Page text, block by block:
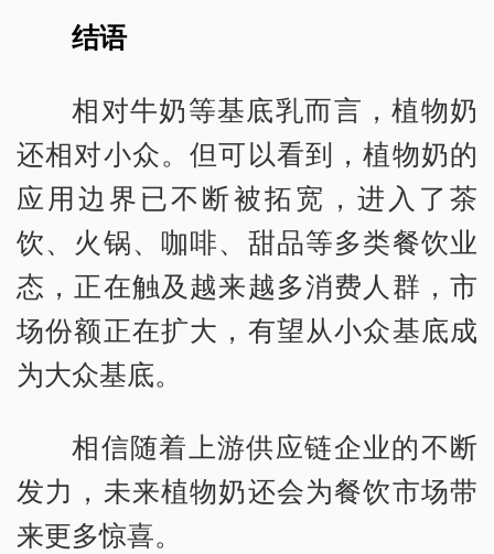
结语
相对牛奶等基底乳而言，植物奶
还相对小众。但可以看到，植物奶的
应用边界已不断被拓宽，进入了茶
饮、火锅、咖啡、甜品等多类餐饮业
态，正在触及越来越多消费人群，市
场份额正在扩大，有望从小众基底成
为大众基底。
相信随着上游供应链企业的不断
发力，未来植物奶还会为餐饮市场带
来更多惊喜。